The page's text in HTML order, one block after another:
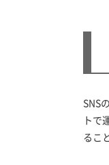
SNS
トで
るこ